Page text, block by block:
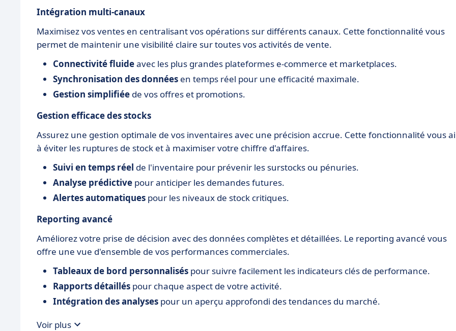
Intégration multi-canaux
Maximisez vos ventes en centralisant vos opérations sur différents canaux. Cette fonctionnalité vous
permet de maintenir une visibilité claire sur toutes vos activités de vente.
Connectivité fluideavec les plus grandes plateformes e-commerce et marketplaces.
Synchronisation des données en temps réel pour une efficacité maximale.
Gestion simplifiée de vos offres et promotions.
Gestion efficace des stocks
Assurez une gestion optimale de vos inventaires avec une précision accrue. Cette fonctionnalité vous
à éviter les ruptures de stock et à maximiser votre chiffre d'affaires.
Suivi en temps réel de l'inventaire pour prévenir les surstocks ou pénuries.
Analyse prédictive pour anticiper les demandes futures.
Alertes automatiques pour les niveaux de stock critiques.
Reporting avancé
Améliorez votre prise de décision avec des données complètes et détaillées. Le reporting avancé vous
offre une vue d'ensemble de vos performances commerciales.
Tableaux de bord personnalisés pour suivre facilement les indicateurs clés de performance.
Rapports détaillés pour chaque aspect de votre activité.
Intégration des analyses pour un aperçu approfondi des tendances du marché.
Voir plus